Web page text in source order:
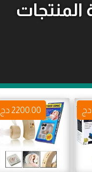
المنتجات
2200.00 دج